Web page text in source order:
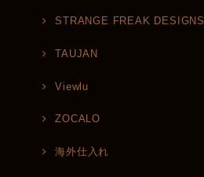
STRANGE FREAK DESIGNS
TAUJAN
Viewlu
ZOCALO
海外仕入れ